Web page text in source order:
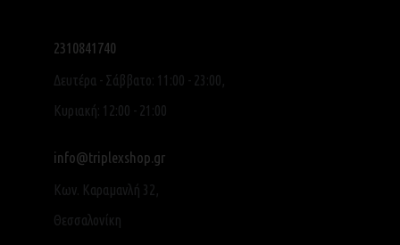
2310841740
Δευτέρα - Σάββατο: 11:00 - 23:00,
Κυριακή: 12:00 - 21:00
info@triplexshop.gr
Κων. Καραμανλή 32,
Θεσσαλονίκη